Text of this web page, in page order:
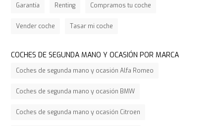
Garantía Renting Compramos tu coche
Vender coche Tasar mi coche
COCHES DE SEGUNDA MANO Y OCASIÓN POR MARCA
Coches de segunda mano y ocasión Alfa Romeo
Coches de segunda mano y ocasión BMW
Coches de segunda mano y ocasión Citroen